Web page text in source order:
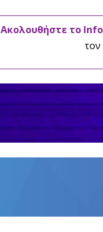
Ακολουθήστε το
τον